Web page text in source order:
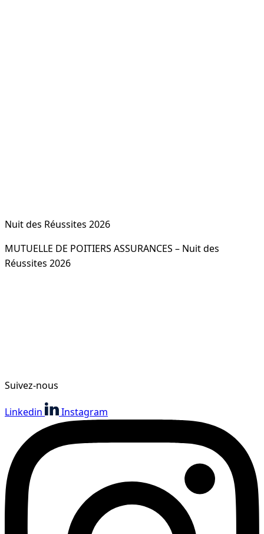
Nuit des Réussites 2026
MUTUELLE DE POITIERS ASSURANCES – Nuit des
Réussites 2026
Suivez-nous
Linkedin Instagram